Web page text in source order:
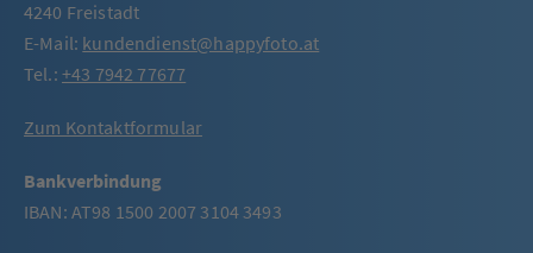
4240 Freistadt
E-Mail: kundendienst@happyfoto.at
Tel.: +43 7942 77677
Zum Kontaktformular
Bankverbindung
IBAN: AT98 1500 2007 3104 3493